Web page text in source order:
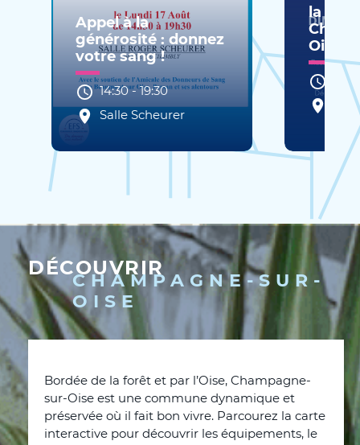
Appel à la
générosité : donnez
votre sang !
14:30-19:30
Salle Scheurer
la
Oise
DÉCOUVRIR
CHAMPAGNE-SUR-
OISE
Bordée de la forêt et par l’Oise, Champagne-
sur-Oise est une commune dynamique et
préservée où il fait bon vivre. Parcourez la carte
interactive pour découvrir les équipements, le